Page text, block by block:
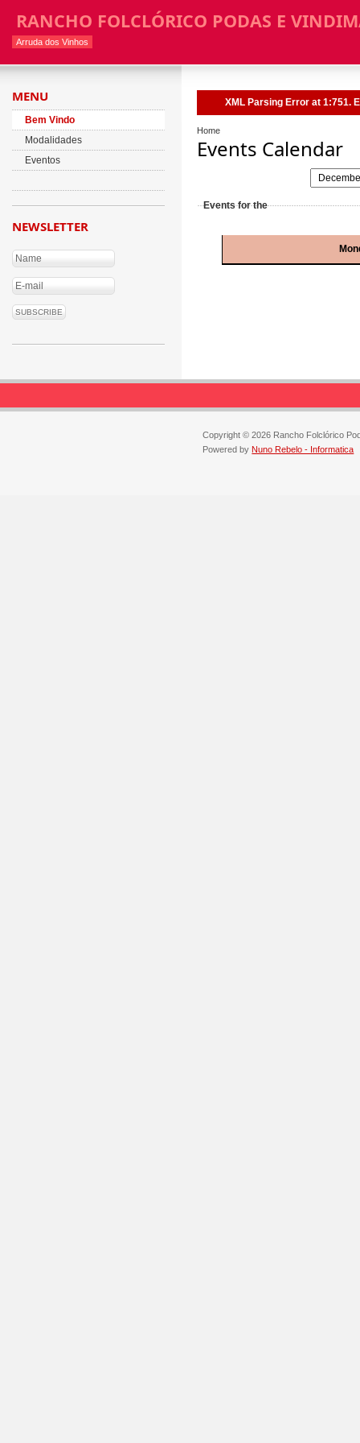
RANCHO FOLCLÓRICO PODAS E
Arruda dos Vinhos
XML Parsing Error at 1:751.
Home
Events Calendar
Events for the
MENU
Bem Vindo
Modalidades
Eventos
NEWSLETTER
Copyright © 2026 Rancho Folclórico
Powered byNuno Rebelo - Informatica